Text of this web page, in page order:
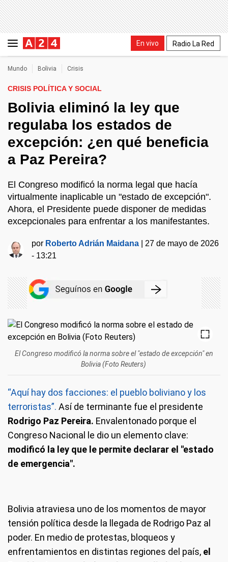
En vivo Radio La Red
Mundo Bolivia Crisis
CRISIS POLÍTICA Y SOCIAL
Bolivia eliminó la ley que
regulaba los estados de
excepción: ¿en qué beneficia
a Paz Pereira?
El Congreso modificó la norma legal que hacía
virtualmente inaplicable un "estado de excepción".
Ahora, el Presidente puede disponer de medidas
excepcionales para enfrentar a los manifestantes.
por Roberto Adrián Maidana
27 de mayo de 2026
- 13:21
El Congreso modificó la norma sobre el "estado de excepción" en
Bolivia (Foto Reuters)
“Aquí hay dos facciones: el pueblo boliviano y los
terroristas”. Así de terminante fue el presidente
Rodrigo Paz Pereira. Envalentonado porque el
Congreso Nacional le dio un elemento clave:
modificó la ley que le permite declarar el "estado
de emergencia".
Bolivia atraviesa uno de los momentos de mayor
tensión política desde la llegada de Rodrigo Paz al
poder. En medio de protestas, bloqueos y
enfrentamientos en distintas regiones del país, el